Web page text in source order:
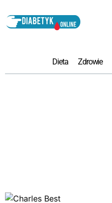
Dieta Zdrowie